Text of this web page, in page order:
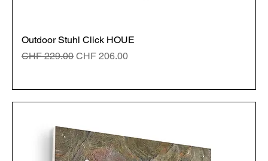
Outdoor Stuhl Click HOUE
Standardpreis
CHF 229.00 Sale-Preis
CHF 206.00